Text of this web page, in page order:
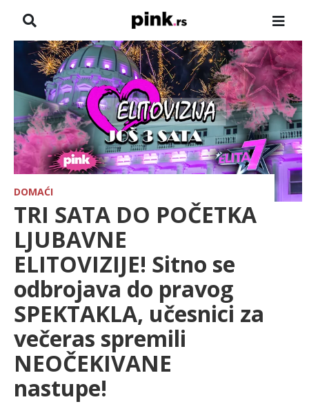
NASLOVNA
VESTI
ZADRUGA
SHOWBIZ
HRONIKA
FARMERI
TV
SPORT
LIFESTYLE
EXTRA
DOMAĆI
TRI SATA DO POČETKA
LJUBAVNE
ELITOVIZIJE! Sitno se
odbrojava do pravog
SPEKTAKLA, učesnici za
večeras spremili
NEOČEKIVANE
nastupe!